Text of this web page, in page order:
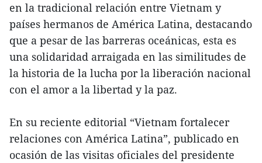
en la tradicional relación entre Vietnam y
países hermanos de América Latina, destacando
que a pesar de las barreras oceánicas, esta es
una solidaridad arraigada en las similitudes de
la historia de la lucha por la liberación nacional
con el amor a la libertad y la paz.
En su reciente editorial “Vietnam fortalecer
relaciones con América Latina”, publicado en
ocasión de las visitas oficiales del presidente